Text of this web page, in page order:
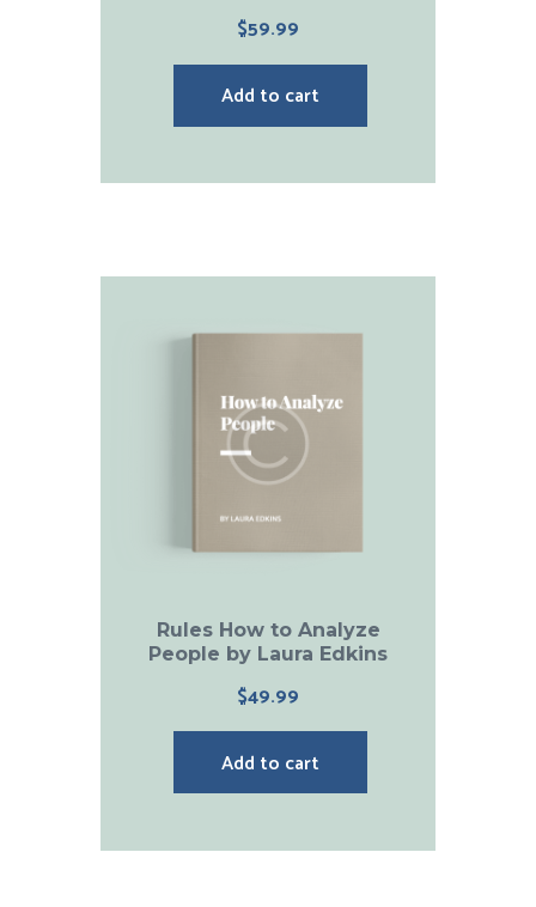
$59.99
Add to cart
Rules How to Analyze
People by Laura Edkins
$49.99
Add to cart